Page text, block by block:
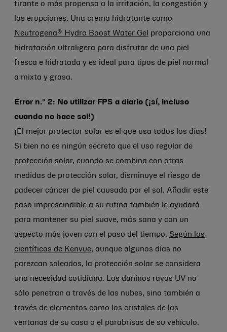
tirante o más propensa a la irritación, la congestión y
las erupciones. Una crema hidratante como
Neutrogena® Hydro Boost Water Gel proporciona una
hidratación ultraligera para disfrutar de una piel
fresca e hidratada y es ideal para tipos de piel normal
a mixta y grasa.
Error n.º 2: No utilizar FPS a diario (¡sí, incluso
cuando no hace sol!)
¡El mejor protector solar es el que usa todos los días!
Si bien no es ningún secreto que el uso regular de
protección solar, cuando se combina con otras
medidas de protección solar, disminuye el riesgo de
padecer cáncer de piel causado por el sol. Añadir este
paso imprescindible a su rutina también le ayudará
para mantener su piel suave, más sana y con un
aspecto más joven con el paso del tiempo. Según los
científicos de Kenvue, aunque algunos días no
parezcan soleados, la protección solar se considera
una necesidad cotidiana. Los dañinos rayos UV no
sólo penetran a través de las nubes, sino también a
través de elementos como los cristales de las
ventanas de su casa o el parabrisas de su vehículo.